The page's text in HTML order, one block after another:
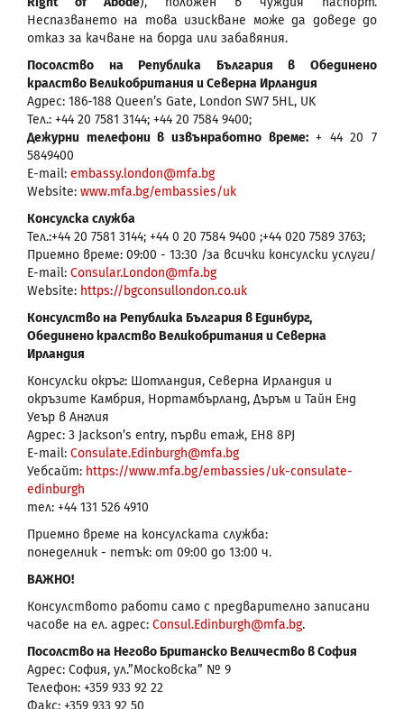
Неспазването на това изискване може да доведе до
отказ за качване на борда или забавяния.
Посолство на Република България в Обединено
кралство Великобритания и Северна Ирландия
Адрес: 186-188 Queen’s Gate, London SW7 5HL, UK
Тел.: +44 20 7581 3144; +44 20 7584 9400;
Дежурни телефони в извънработно време:+ 44 20 7
5849400
E-mail: embassy.london@mfa.bg
Website: www.mfa.bg/embassies/uk
Консулска служба
Тел.:+44 20 7581 3144; +44 0 20 7584 9400 ;+44 020 7589 3763;
Приемно време: 09:00 - 13:30 /за всички консулски услуги/
E-mail: Consular.London@mfa.bg
Website: https://bgconsullondon.co.uk
Консулство на Република България в Единбург,
Обединено кралство Великобритания и Северна
Ирландия
Консулски oкръг: Шотландия, Северна Ирландия и
окръзите Камбрия, Нортамбърланд, Дъръм и Тайн Енд
Уеър в Англия
Адрес: 3 Jackson’s entry, първи етаж, EH8 8PJ
E-mail: Consulate.Edinburgh@mfa.bg
Уебсайт: https://www.mfa.bg/embassies/uk-consulate-
edinburgh
тел: +44 131 526 4910
Приемно време на консулската служба:
понеделник - петък: от 09:00 до 13:00 ч.
ВАЖНО!
Консулството работи само с предварително записани
часове на ел. адрес: Consul.Edinburgh@mfa.bg.
Посолство на Негово Британско Величество в София
Адрес: София, ул.”Московска” № 9
Телефон: +359 933 92 22
Факс: +359 933 92 50